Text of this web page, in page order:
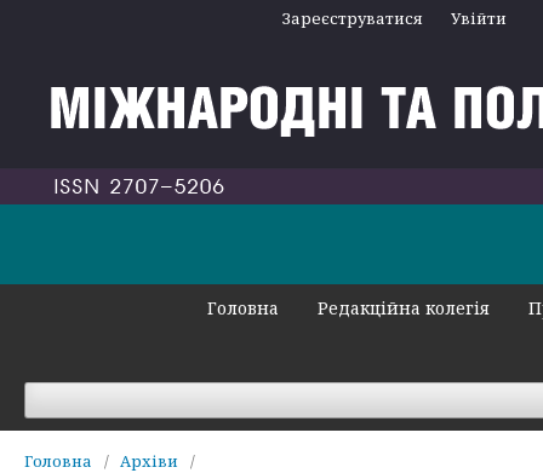
Головна Редакційна колегія
Зареєструватися Увійти
Головна / Архіви
/